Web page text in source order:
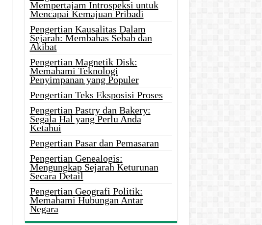
Mempertajam Introspeksi untuk
Mencapai Kemajuan Pribadi
Pengertian Kausalitas Dalam
Sejarah: Membahas Sebab dan
Akibat
Pengertian Magnetik Disk:
Memahami Teknologi
Penyimpanan yang Populer
Pengertian Teks Eksposisi Proses
Pengertian Pastry dan Bakery:
Segala Hal yang Perlu Anda
Ketahui
Pengertian Pasar dan Pemasaran
Pengertian Genealogis:
Mengungkap Sejarah Keturunan
Secara Detail
Pengertian Geografi Politik:
Memahami Hubungan Antar
Negara